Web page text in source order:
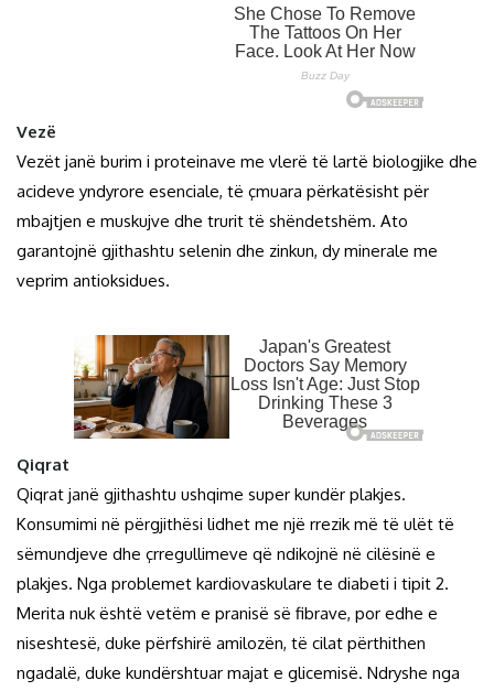
Vezë
Vezët janë burim i proteinave me vlerë të lartë biologjike dhe
acideve yndyrore esenciale, të çmuara përkatësisht për
mbajtjen e muskujve dhe trurit të shëndetshëm. Ato
garantojnë gjithashtu selenin dhe zinkun, dy minerale me
veprim antioksidues.
Qiqrat
Qiqrat janë gjithashtu ushqime super kundër plakjes.
Konsumimi në përgjithësi lidhet me një rrezik më të ulët të
sëmundjeve dhe çrregullimeve që ndikojnë në cilësinë e
plakjes. Nga problemet kardiovaskulare te diabeti i tipit 2.
Merita nuk është vetëm e pranisë së fibrave, por edhe e
niseshtesë, duke përfshirë amilozën, të cilat përthithen
ngadalë, duke kundërshtuar majat e glicemisë. Ndryshe nga